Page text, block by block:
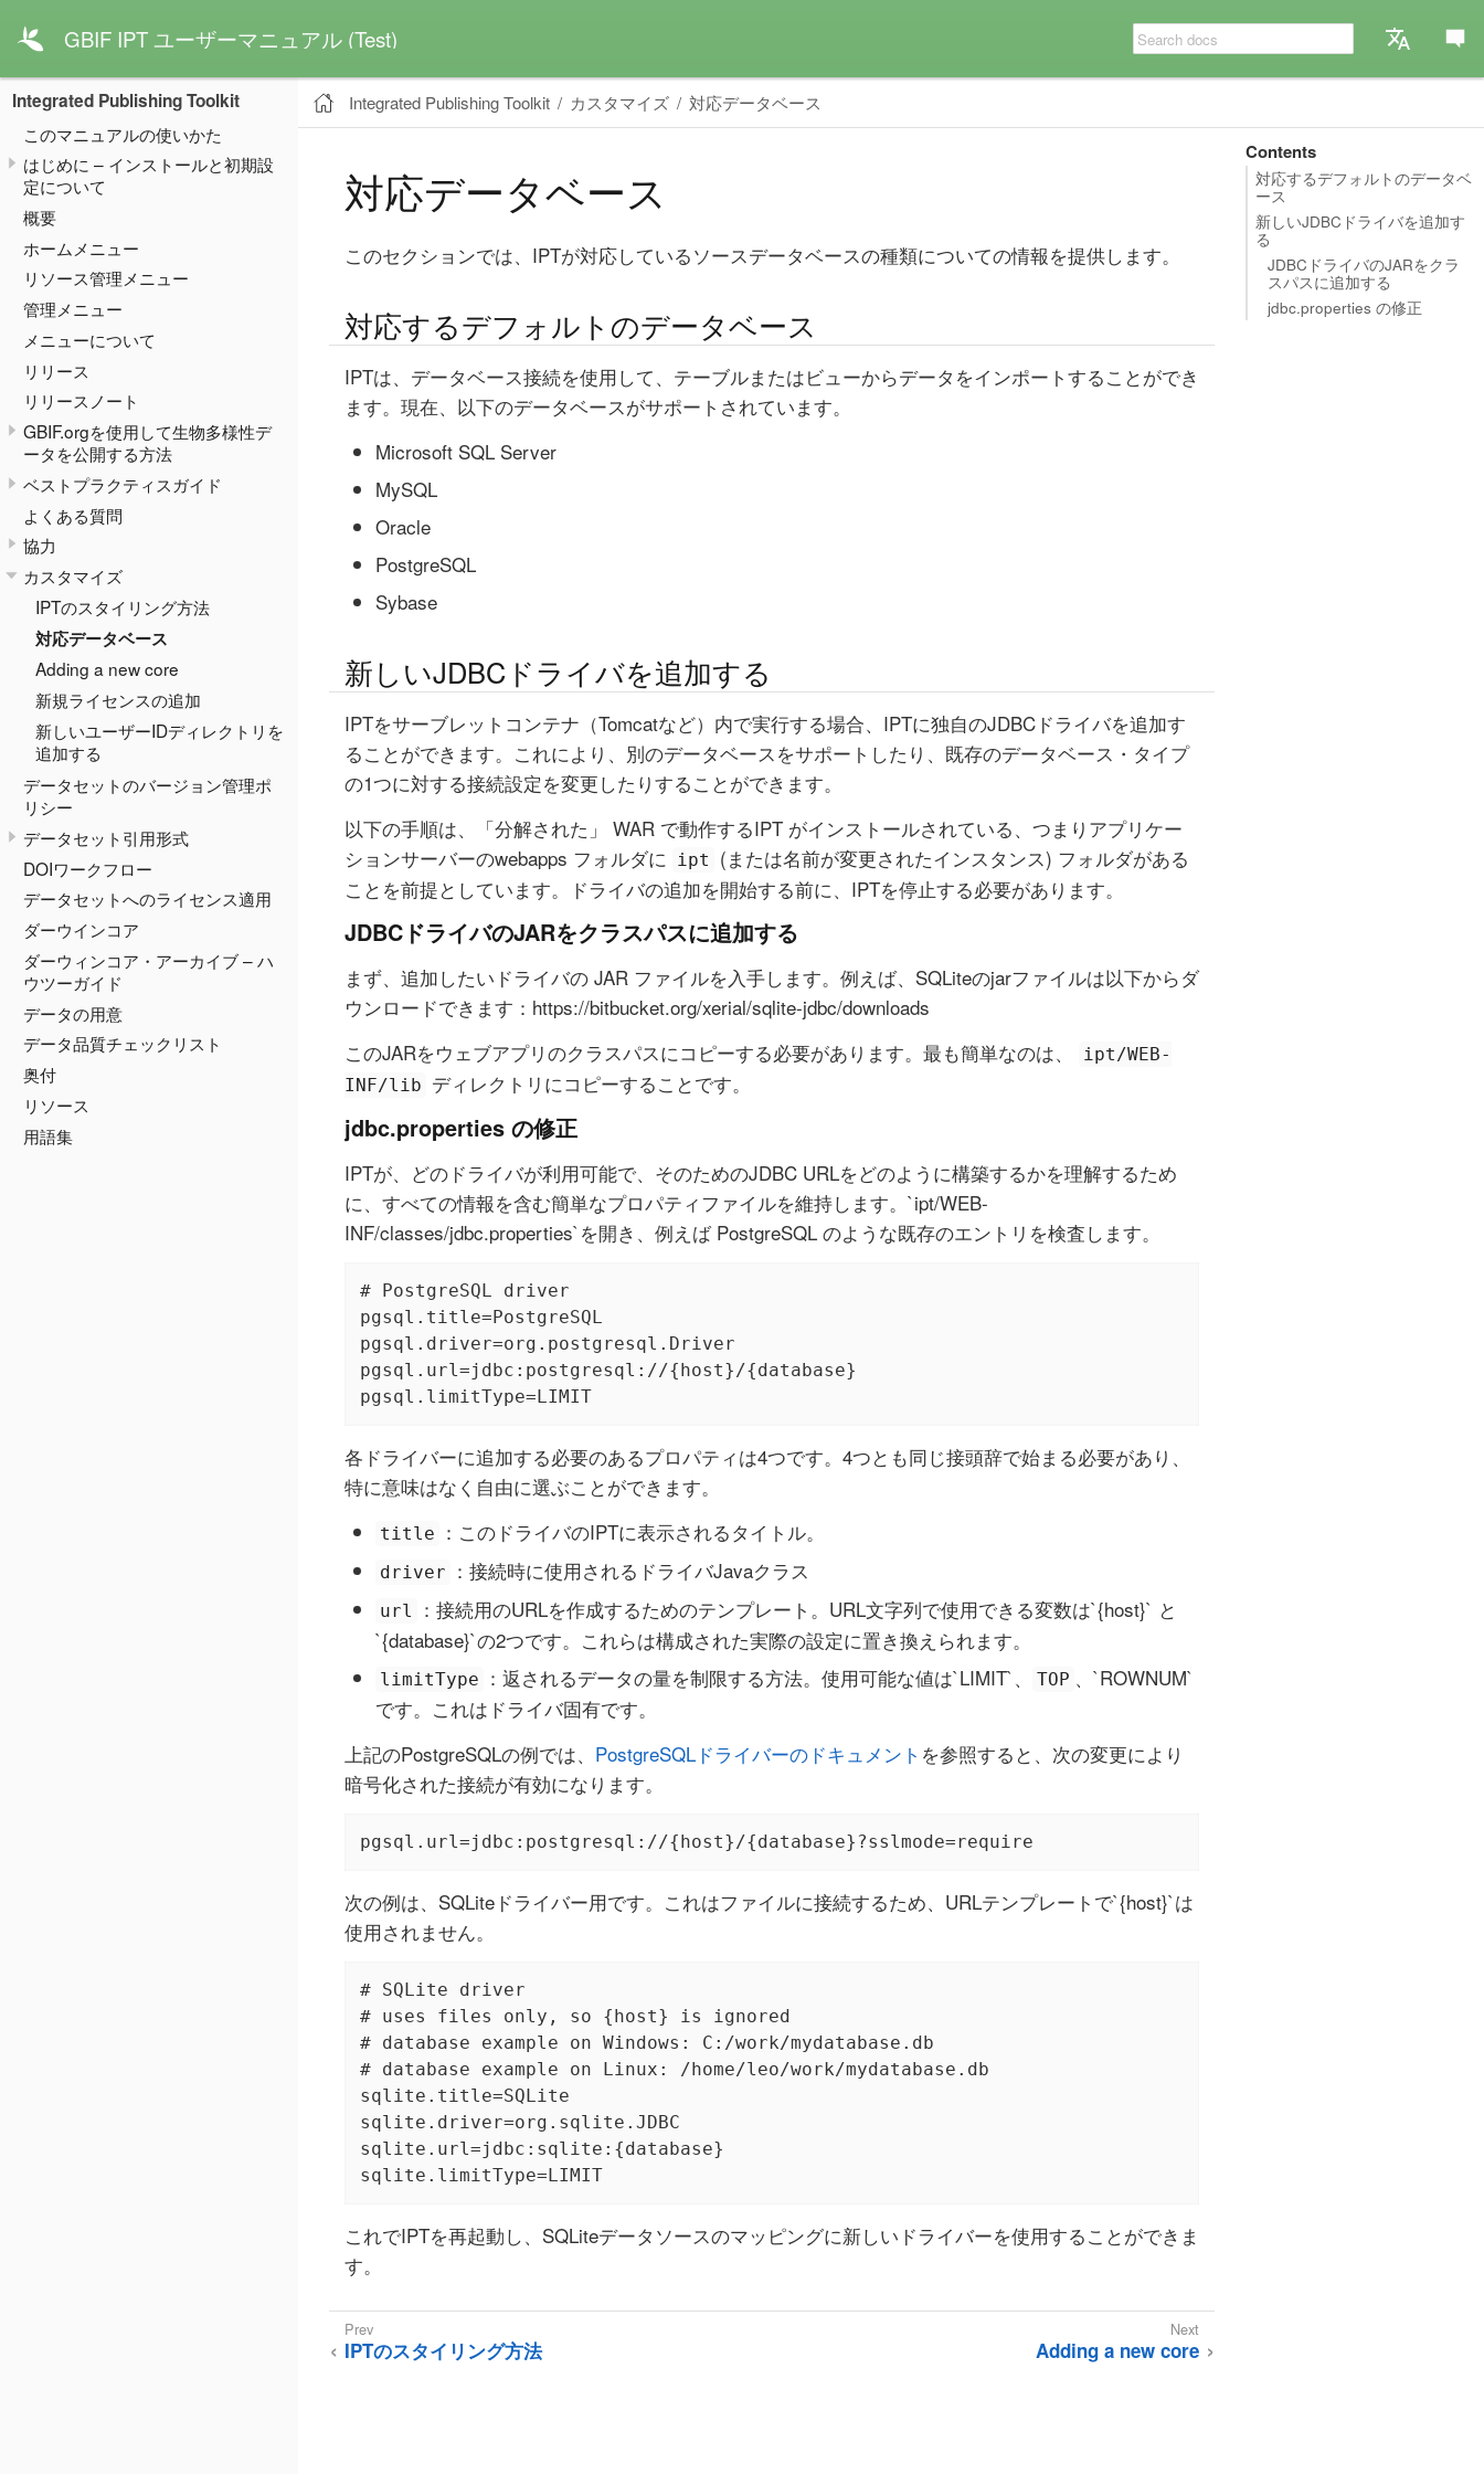
GBIF IPT ユーザーマニュアル (Test)
Integrated Publishing Toolkit
このマニュアルの使いかた
はじめに – インストールと初期設
定について
概要
ホームメニュー
リソース管理メニュー
管理メニュー
メニューについて
リリース
リリースノート
GBIF.orgを使用して生物多様性デ
ータを公開する方法
ベストプラクティスガイド
よくある質問
協力
カスタマイズ
IPTのスタイリング方法
対応データベース
Adding a new core
新規ライセンスの追加
新しいユーザーIDディレクトリを
追加する
データセットのバージョン管理ポ
リシー
データセット引用形式
DOIワークフロー
データセットへのライセンス適用
ダーウインコア
ダーウィンコア・アーカイブ – ハ
ウツーガイド
データの用意
データ品質チェックリスト
奥付
リソース
用語集
Integrated Publishing Toolkit カスタマイズ 対応データベース
Contents
対応するデフォルトのデータベ
ース
新しいJDBCドライバを追加す
る
JDBCドライバのJARをクラ
スパスに追加する
jdbc.properties の修正
対応データベース
このセクションでは、IPTが対応しているソースデータベースの種類についての情報を提供します。
対応するデフォルトのデータベース
IPTは、データベース接続を使用して、テーブルまたはビューからデータをインポートすることができ
ます。現在、以下のデータベースがサポートされています。
Microsoft SQL Server
MySQL
Oracle
PostgreSQL
Sybase
新しいJDBCドライバを追加する
IPTをサーブレットコンテナ（Tomcatなど）内で実行する場合、IPTに独自のJDBCドライバを追加す
ることができます。これにより、別のデータベースをサポートしたり、既存のデータベース・タイプ
の1つに対する接続設定を変更したりすることができます。
以下の手順は、「分解された」 WAR で動作するIPT がインストールされている、つまりアプリケー
ションサーバーのwebapps フォルダに
ipt
(または名前が変更されたインスタンス) フォルダがある
ことを前提としています。ドライバの追加を開始する前に、IPTを停止する必要があります。
JDBCドライバのJARをクラスパスに追加する
まず、追加したいドライバの JAR ファイルを入手します。例えば、SQLiteのjarファイルは以下からダ
ウンロードできます：https://bitbucket.org/xerial/sqlite-jdbc/downloads
このJARをウェブアプリのクラスパスにコピーする必要があります。最も簡単なのは、
ipt/WEB-
INF/lib ディレクトリにコピーすることです。
jdbc.properties の修正
IPTが、どのドライバが利用可能で、そのためのJDBC URLをどのように構築するかを理解するため
に、すべての情報を含む簡単なプロパティファイルを維持します。`ipt/WEB-
INF/classes/jdbc.properties`を開き、例えば PostgreSQL のような既存のエントリを検査します。
# PostgreSQL driver
pgsql.title=PostgreSQL
pgsql.driver=org.postgresql.Driver
pgsql.url=jdbc:postgresql://{host}/{database}
pgsql.limitType=LIMIT
各ドライバーに追加する必要のあるプロパティは4つです。4つとも同じ接頭辞で始まる必要があり、
特に意味はなく自由に選ぶことができます。
title ：このドライバのIPTに表示されるタイトル。
driver ：接続時に使用されるドライバJavaクラス
url
：接続用のURLを作成するためのテンプレート。URL文字列で使用できる変数は`{host}` と
`{database}`の2つです。これらは構成された実際の設定に置き換えられます。
limitType ：返されるデータの量を制限する方法。使用可能な値は`LIMIT`、 TOP 、`ROWNUM`
です。これはドライバ固有です。
上記のPostgreSQLの例では、 PostgreSQLドライバーのドキュメント を参照すると、次の変更により
暗号化された接続が有効になります。
pgsql.url=jdbc:postgresql://{host}/{database}?sslmode=require
次の例は、SQLiteドライバー用です。これはファイルに接続するため、URLテンプレートで`{host}`は
使用されません。
# SQLite driver
# uses files only, so {host} is ignored
# database example on Windows: C:/work/mydatabase.db
# database example on Linux: /home/leo/work/mydatabase.db
sqlite.title=SQLite
sqlite.driver=org.sqlite.JDBC
sqlite.url=jdbc:sqlite:{database}
sqlite.limitType=LIMIT
これでIPTを再起動し、SQLiteデータソースのマッピングに新しいドライバーを使用することができま
す。
IPTのスタイリング方法 Adding a new core